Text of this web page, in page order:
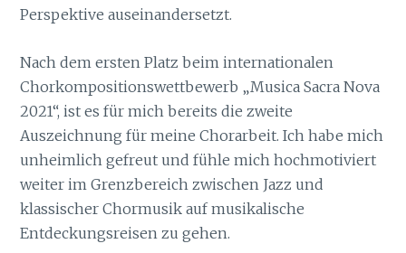
Perspektive auseinandersetzt.
Nach dem ersten Platz beim internationalen
Chorkompositionswettbewerb „Musica Sacra Nova
2021“, ist es für mich bereits die zweite
Auszeichnung für meine Chorarbeit. Ich habe mich
unheimlich gefreut und fühle mich hochmotiviert
weiter im Grenzbereich zwischen Jazz und
klassischer Chormusik auf musikalische
Entdeckungsreisen zu gehen.